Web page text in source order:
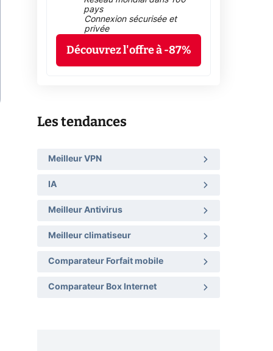
pays
Connexion sécurisée et
privée
Découvrez l'offre à -87%
Les tendances
Meilleur VPN
IA
Meilleur Antivirus
Meilleur climatiseur
Comparateur Forfait mobile
Comparateur Box Internet